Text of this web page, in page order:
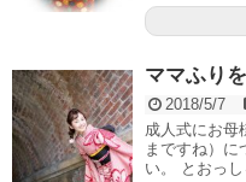
ママふり
2018/5/7
成人式にお母
まですね）に
い。 とおっし